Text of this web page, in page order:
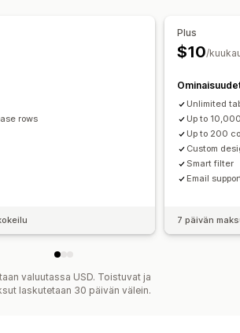
rows
Plus
$10/
Unlimited
Up to
Up to 200
Custom
Smart filter
Email
7 päivän
valuutassa USD. Toistuvat ja
laskutetaan 30 päivän välein.